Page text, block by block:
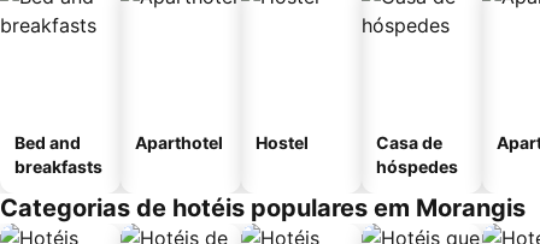
Bed and
breakfasts
Aparthotel Hostel
Casa de
hóspedes
Categorias de hotéis populares em Morangis